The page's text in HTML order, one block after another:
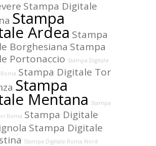
Stampa Digitale
Stampa
Ardea Stampa
Borghesiana Stampa
Portonaccio Stampa Digitale
Stampa Digitale Tor
Stampa
Mentana Stampa
Roma Stampa Digitale
Stampa Digitale
Stampa Digitale Roma Nord